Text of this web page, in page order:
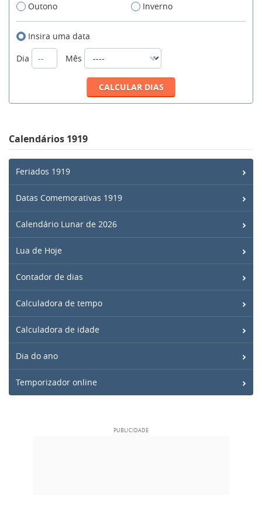
Outono
Inverno
Insira uma data
Dia
Mês
Calendários 1919
Feriados 1919
Datas Comemorativas 1919
Calendário Lunar de 2026
Lua de Hoje
Contador de dias
Calculadora de tempo
Calculadora de idade
Dia do ano
Temporizador online